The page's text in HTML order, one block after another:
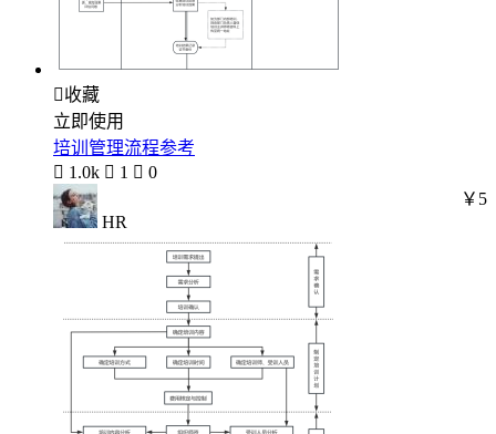
收藏
立即使用
培训管理流程参考
 1.0k  1  0
HR
￥5